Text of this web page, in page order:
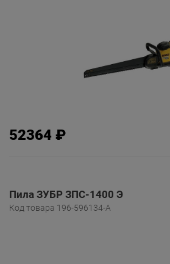
52364 ₽
Пила ЗУБР ЗПС-1400 Э
Код товара 196-596134-A